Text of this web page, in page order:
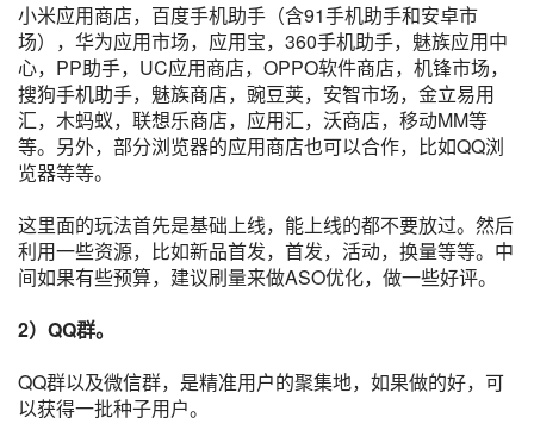
小米应用商店， 百度手机助手 （含91手机助手和安卓市
场）， 华为应用市场， 应用宝， 360手机助手，魅族应用中
心， PP助手，UC应用商店，OPPO软件商店， 机锋市场，
搜狗手机助手，魅族商店， 豌豆荚， 安智市场，金立易用
汇，木蚂蚁， 联想乐商店， 应用汇，沃商店，移动MM等
等。另外，部分浏览器的应用商店也可以合作，比如QQ浏
览器等等。
这里面的玩法首先是基础上线，能上线的都不要放过。然后
利用一些资源，比如新品首发，首发，活动， 换量等等。中
间如果有些预算，建议刷量来做ASO优化，做一些好评。
2）QQ群。
QQ群以及微信群，是精准用户的聚集地，如果做的好，可
以获得一批种子用户。